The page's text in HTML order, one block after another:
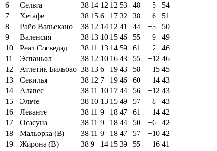
6
Сельта 38 14 12 12 53 48 +5
54
7
Хетафе 38 15 6 17 32 38 −6
51
8
Райо Вальекано 38 12 14 12 41 44 −3
50
9
Валенсия 38 13 10 15 46 55 −9
49
10
Реал Сосьедад 38 11 13 14 59 61 −2
46
11
Эспаньол 38 12 10 16 43 55 −12 46
12
Атлетик Бильбао 38 13 6 19 43 58 −15 45
13
Севилья 38 12 7 19 46 60 −14 43
14
Алавес 38 11 10 17 44 56 −12 43
15
Эльче 38 10 13 15 49 57 −8
43
16
Леванте 38 11 9 18 47 61 −14 42
17
Осасуна 38 11 9 18 44 50 −6
42
18
Мальорка (В) 38 11 9 18 47 57 −10 42
19
Жирона (В) 38 9 14 15 39 55 −16 41